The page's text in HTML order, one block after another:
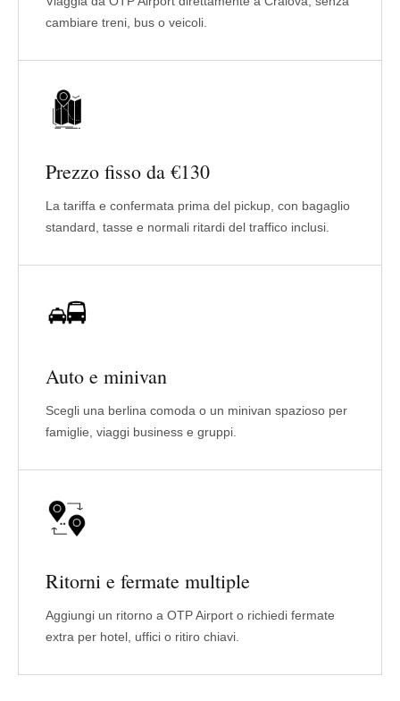
cambiare treni, bus o veicoli.
Prezzo fisso da €130
La tariffa e confermata prima del pickup, con bagaglio
standard, tasse e normali ritardi del traffico inclusi.
Auto e minivan
Scegli una berlina comoda o un minivan spazioso per
famiglie, viaggi business e gruppi.
Ritorni e fermate multiple
Aggiungi un ritorno a OTP Airport o richiedi fermate
extra per hotel, uffici o ritiro chiavi.